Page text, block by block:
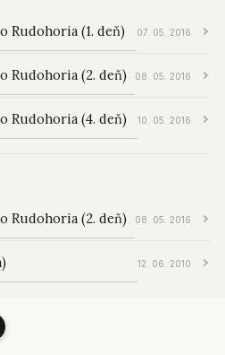
Rudohoria (1. deň) 07. 05. 2016
Rudohoria (2. deň) 08. 05. 2016
Rudohoria (4. deň) 10. 05. 2016
Rudohoria (2. deň) 08. 05. 2016
12. 06. 2010